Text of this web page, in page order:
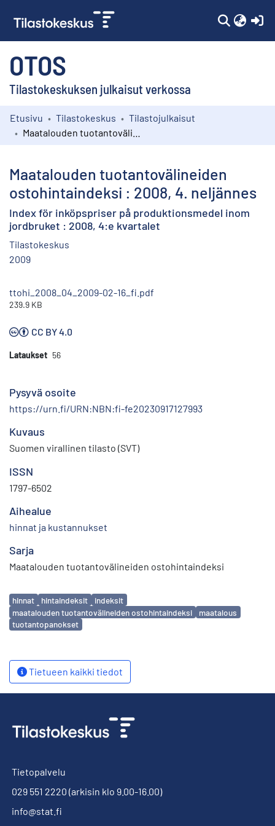
OTOS
Tilastokeskuksen julkaisut verkossa
Kokoelmat
Etusivu Tilastokeskus
Tilastojulkaisut
Maatalouden tuotantovälineiden
ostohintaindeksi : 2008, 4. neljännes
Index för inköpspriser på produktionsmedel inom
jordbruket : 2008, 4:e kvartalet
Tilastokeskus
2009
ttohi_2008_04_2009-02-16_fi.pdf
239.9 KB
CC BY 4.0
Lataukset 56
Pysyvä osoite
https://urn.fi/URN:NBN:fi-fe20230917127993
Kuvaus
Suomen virallinen tilasto (SVT)
ISSN
1797-6502
Aihealue
hinnat ja kustannukset
Sarja
Maatalouden tuotantovälineiden ostohintaindeksi
Avainsanat
hinnat hintaindeksit
indeksit
maatalouden tuotantovälineiden ostohintaindeksi
maatalous
tuotantopanokset
Tietueen kaikki tiedot
Tietopalvelu
029 551 2220 (arkisin klo 9.00-16.00)
info@stat.fi